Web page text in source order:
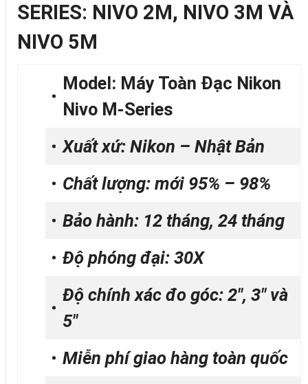
SERIES: NIVO 2M, NIVO 3M VÀ
NIVO 5M
Model: Máy Toàn Đạc Nikon
Nivo M-Series
Xuất xứ: Nikon – Nhật Bản
Chất lượng: mới 95% – 98%
Bảo hành: 12 tháng, 24 tháng
Độ phóng đại: 30X
Độ chính xác đo góc: 2″, 3″ và
5″
Miễn phí giao hàng toàn quốc